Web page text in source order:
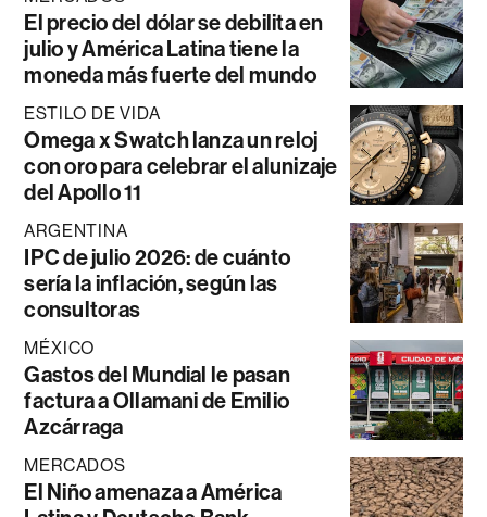
El precio del dólar se debilita en
julio y América Latina tiene la
moneda más fuerte del mundo
ESTILO DE VIDA
Omega x Swatch lanza un reloj
con oro para celebrar el alunizaje
del Apollo 11
ARGENTINA
IPC de julio 2026: de cuánto
sería la inflación, según las
consultoras
MÉXICO
Gastos del Mundial le pasan
factura a Ollamani de Emilio
Azcárraga
MERCADOS
El Niño amenaza a América